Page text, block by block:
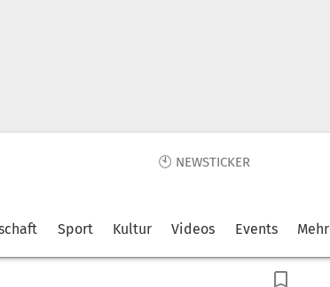
🕙 NEWSTICKER
Sport Kultur Videos Events Mehr